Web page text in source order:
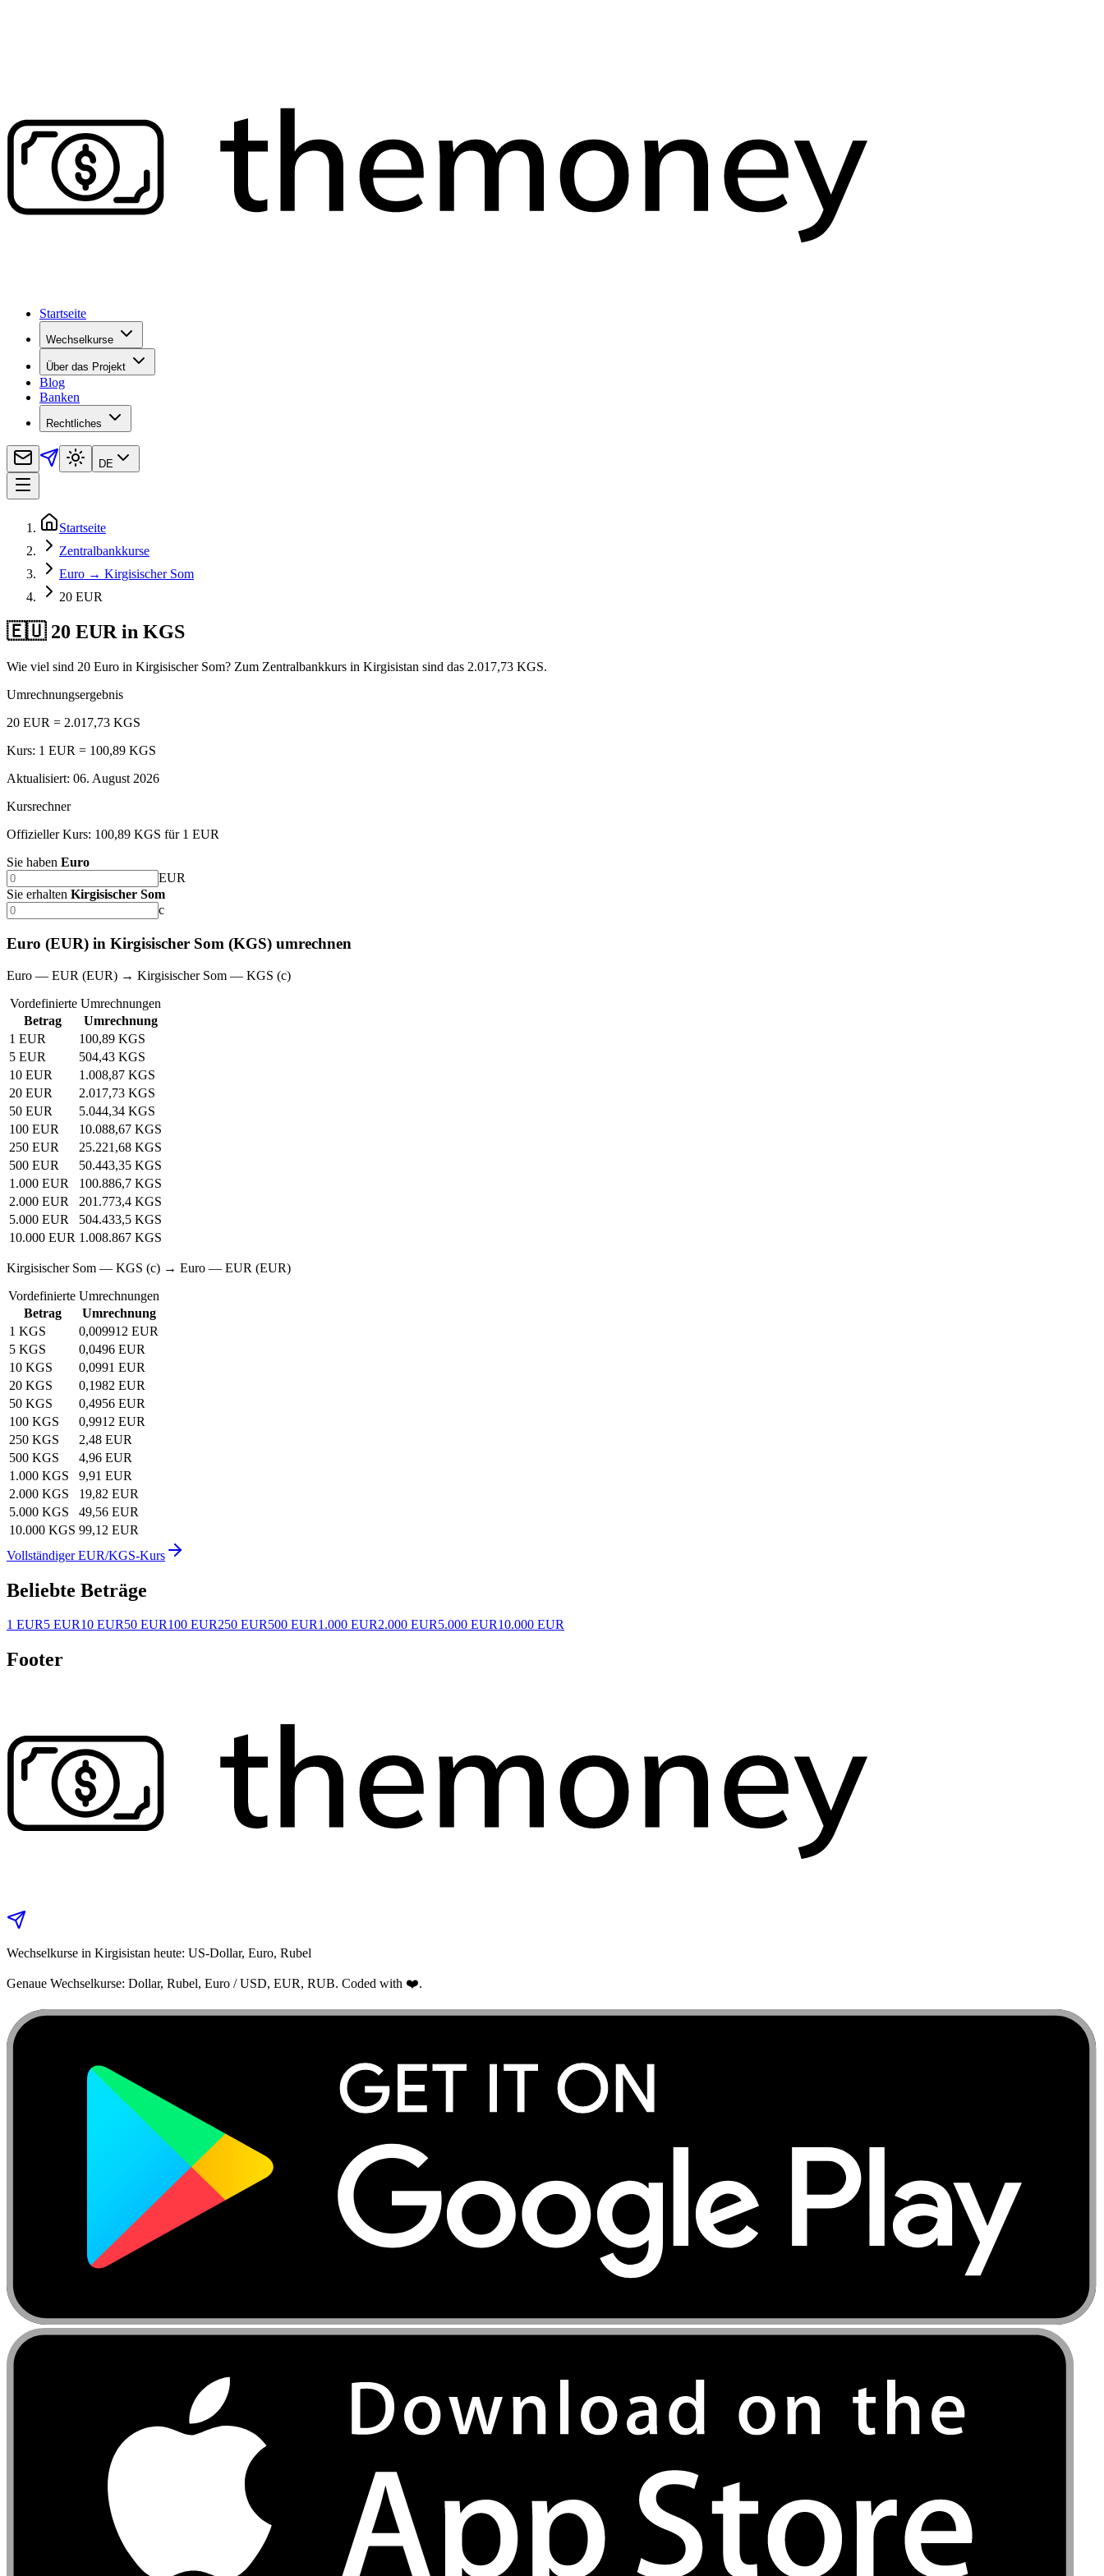
Startseite
Wechselkurse
Über das Projekt
Blog
Banken
Rechtliches
DE
Startseite
Zentralbankkurse
Euro → Kirgisischer Som
20 EUR
🇪🇺 20 EUR in KGS
Wie viel sind 20 Euro in Kirgisischer Som? Zum Zentralbankkurs in Kirgisistan sind das 2.017,73 KGS.
Umrechnungsergebnis
20 EUR = 2.017,73 KGS
Kurs: 1 EUR = 100,89 KGS
Aktualisiert: 06. August 2026
Kursrechner
Offizieller Kurs: 100,89 KGS für 1 EUR
Sie haben Euro
EUR
Sie erhalten Kirgisischer Som
с
Euro (EUR) in Kirgisischer Som (KGS) umrechnen
Euro — EUR (EUR) → Kirgisischer Som — KGS (с)
Vordefinierte Umrechnungen
Betrag
Umrechnung
1 EUR
100,89 KGS
5 EUR
504,43 KGS
10 EUR
1.008,87 KGS
20 EUR
2.017,73 KGS
50 EUR
5.044,34 KGS
100 EUR
10.088,67 KGS
250 EUR
25.221,68 KGS
500 EUR
50.443,35 KGS
1.000 EUR
100.886,7 KGS
2.000 EUR
201.773,4 KGS
5.000 EUR
504.433,5 KGS
10.000 EUR 1.008.867 KGS
Kirgisischer Som — KGS (с) → Euro — EUR (EUR)
Vordefinierte Umrechnungen
Betrag
Umrechnung
1 KGS
0,009912 EUR
5 KGS
0,0496 EUR
10 KGS
0,0991 EUR
20 KGS
0,1982 EUR
50 KGS
0,4956 EUR
100 KGS
0,9912 EUR
250 KGS
2,48 EUR
500 KGS
4,96 EUR
1.000 KGS
9,91 EUR
2.000 KGS
19,82 EUR
5.000 KGS
49,56 EUR
10.000 KGS 99,12 EUR
Vollständiger EUR/KGS-Kurs
Beliebte Beträge
1 EUR5 EUR10 EUR50 EUR100 EUR250 EUR500 EUR1.000 EUR2.000 EUR5.000 EUR10.000 EUR
Footer
Wechselkurse in Kirgisistan heute: US-Dollar, Euro, Rubel
Genaue Wechselkurse: Dollar, Rubel, Euro / USD, EUR, RUB. Coded with ❤️.